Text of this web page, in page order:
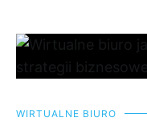
WIRTUALNE BIURO